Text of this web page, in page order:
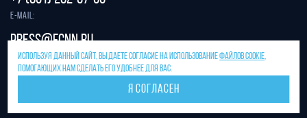
Защита от спама reCAPTCHA.
Конфиденциальностьиусловия использования
E-mail:
press@fcnn.ru
ИСПОЛЬЗУЯ ДАННЫЙ САЙТ, ВЫ ДАЕТЕ СОГЛАСИЕ НА ИСПОЛЬЗОВАНИЕФАЙЛОВ COOKIE,
ПОМОГАЮЩИХ НАМ СДЕЛАТЬ ЕГО УДОБНЕЕ ДЛЯ ВАС.
Я СОГЛАСЕН